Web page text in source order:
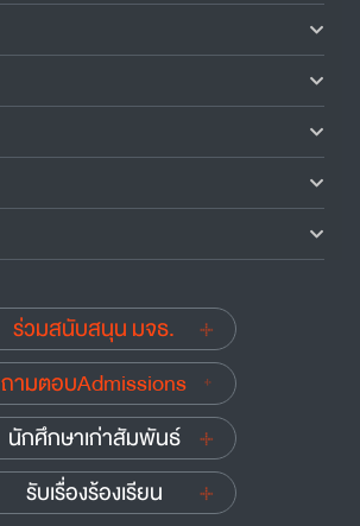
ร่วมสนับสนุน มจธ.
ถามตอบAdmissions
นักศึกษาเก่าสัมพันธ์
รับเรื่องร้องเรียน